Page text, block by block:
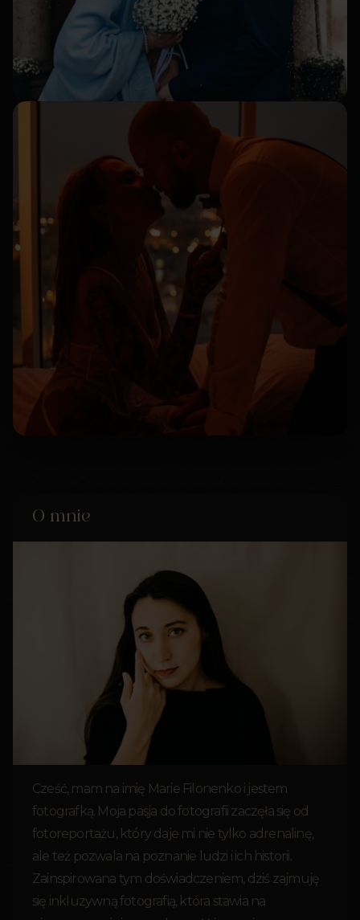
O mnie
Cześć, mam na imię Marie Filonenko i jestem
fotografką. Moja pasja do fotografii zaczęła się od
fotoreportażu, który daje mi nie tylko adrenalinę,
ale też pozwala na poznanie ludzi i ich historii.
Zainspirowana tym doświadczeniem, dziś zajmuję
się inkluzywną fotografią, która stawia na